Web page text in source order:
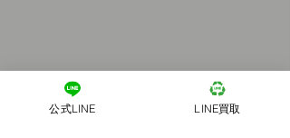
公式LINE LINE買取